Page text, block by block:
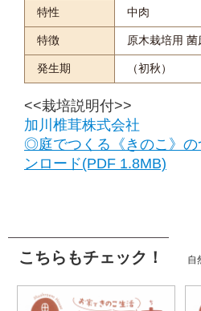
特性 中肉
特徴 原木栽培用 菌
発生期 （初秋）
<<栽培説明付>>
加川椎茸株式会社
◎庭でつくる《きのこ》の
ンロード(PDF 1.8MB)
こちらもチェック！ 自